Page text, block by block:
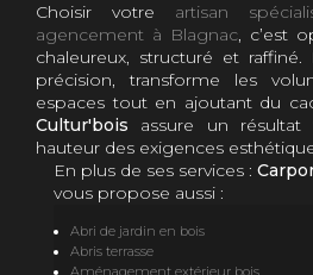
Choisir votre artisan
agencement à Blagnac, c’est
chaleureux, structuré et raffiné.
précision, transforme les
espaces tout en ajoutant du
Cultur'bois assure un
hauteur des exigences
En plus de ses services :
vous propose aussi :
Abri de jardin en bois
Abris terrasse
Aménagement extérieur bois